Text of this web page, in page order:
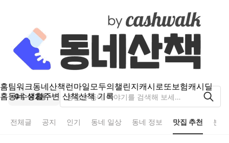
홈팀워크동네산책런마일모두의챌린지캐시로또보험캐시딜
홈동네 생활주변 산책산책 기록
수유2동
전체글 공지 인기 동네 일상 동네 정보 맛집 추천 분